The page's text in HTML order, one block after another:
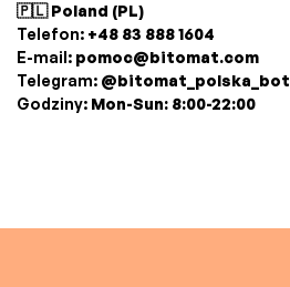
🇵🇱 Poland (PL)
Telefon: +48 83 888 1604
E-mail: pomoc@bitomat.com
Telegram: @bitomat_polska_bot
Godziny: Mon-Sun: 8:00-22:00